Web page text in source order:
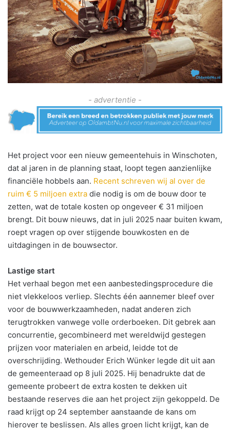
- advertentie -
Het project voor een nieuw gemeentehuis in Winschoten,
dat al jaren in de planning staat, loopt tegen aanzienlijke
financiële hobbels aan. Recent schreven wij al over de
ruim € 5 miljoen extra die nodig is om de bouw door te
zetten, wat de totale kosten op ongeveer € 31 miljoen
brengt. Dit bouw nieuws, dat in juli 2025 naar buiten kwam,
roept vragen op over stijgende bouwkosten en de
uitdagingen in de bouwsector.
Lastige start
Het verhaal begon met een aanbestedingsprocedure die
niet vlekkeloos verliep. Slechts één aannemer bleef over
voor de bouwwerkzaamheden, nadat anderen zich
terugtrokken vanwege volle orderboeken. Dit gebrek aan
concurrentie, gecombineerd met wereldwijd gestegen
prijzen voor materialen en arbeid, leidde tot de
overschrijding. Wethouder Erich Wünker legde dit uit aan
de gemeenteraad op 8 juli 2025. Hij benadrukte dat de
gemeente probeert de extra kosten te dekken uit
bestaande reserves die aan het project zijn gekoppeld. De
raad krijgt op 24 september aanstaande de kans om
hierover te beslissen. Als alles groen licht krijgt, kan de